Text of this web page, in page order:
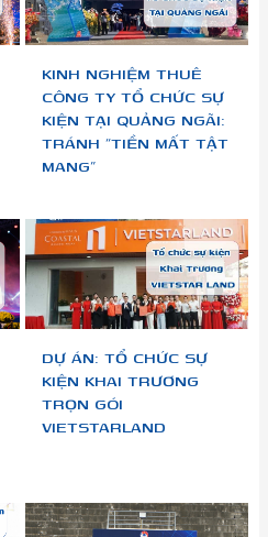
KINH NGHIỆM THUÊ
CÔNG TY TỔ CHỨC SỰ
KIỆN TẠI QUẢNG NGÃI:
TRÁNH “TIỀN MẤT TẬT
MANG”
DỰ ÁN: TỔ CHỨC SỰ
KIỆN KHAI TRƯƠNG
TRỌN GÓI
VIETSTARLAND